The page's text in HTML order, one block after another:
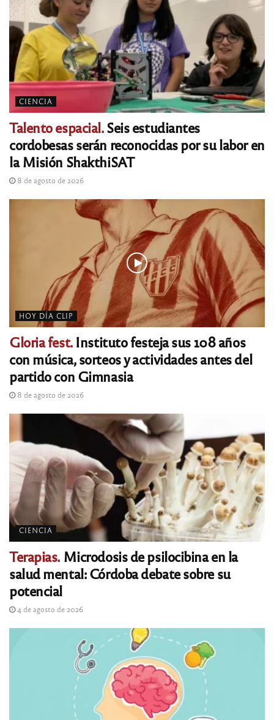
CIENCIA
Talento espacial.Seis estudiantes
cordobesas serán reconocidas por su labor en
la Misión ShakthiSAT
8 de agosto de 2026
HOY DÍA CLIP
Gloria fest.Instituto festeja sus 108 años
con música, sorteos y actividades antes del
partido con Gimnasia
8 de agosto de 2026
CIENCIA
Terapias. Microdosis de psilocibina en la
salud mental: Córdoba debate sobre su
potencial
4 de agosto de 2026